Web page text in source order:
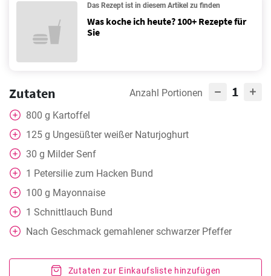
Das Rezept ist in diesem Artikel zu finden
Was koche ich heute? 100+ Rezepte für
Sie
Zutaten Anzahl Portionen 1
800 g Kartoffel
125 g Ungesüßter weißer Naturjoghurt
30 g Milder Senf
1 Petersilie zum Hacken Bund
100 g Mayonnaise
1 Schnittlauch Bund
Nach Geschmack gemahlener schwarzer Pfeffer
Zutaten zur Einkaufsliste hinzufügen